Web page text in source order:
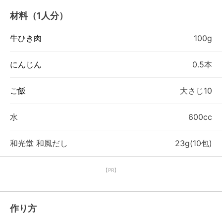
材料（1人分）
牛ひき肉 100g
にんじん 0.5本
ご飯 大さじ10
水 600cc
和光堂 和風だし 23g(10包)
【PR】
作り方